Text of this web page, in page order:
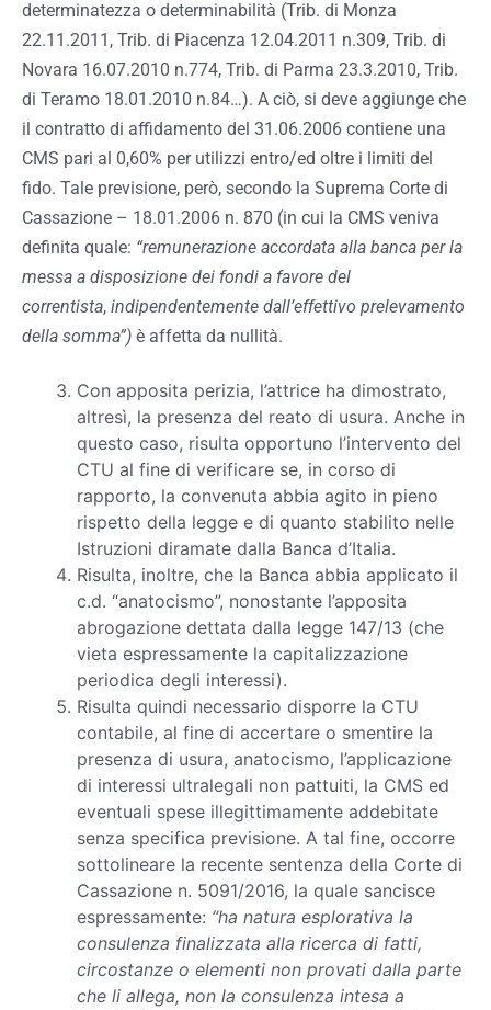
determinatezza o determinabilità (Trib. di Monza
22.11.2011, Trib. di Piacenza 12.04.2011 n.309, Trib. di
Novara 16.07.2010 n.774, Trib. di Parma 23.3.2010, Trib.
di Teramo 18.01.2010 n.84…). A ciò, si deve aggiunge che
il contratto di affidamento del 31.06.2006 contiene una
CMS pari al 0,60% per utilizzi entro/ed oltre i limiti del
fido. Tale previsione, però, secondo la Suprema Corte di
Cassazione – 18.01.2006 n. 870 (in cui la CMS veniva
definita quale: “remunerazione accordata alla banca per la
messa a disposizione dei fondi a favore del
correntista, indipendentemente dall’effettivo prelevamento
della somma”) è affetta da nullità.
Con apposita perizia, l’attrice ha dimostrato,
altresì, la presenza del reato di usura. Anche in
questo caso, risulta opportuno l’intervento del
CTU al fine di verificare se, in corso di
rapporto, la convenuta abbia agito in pieno
rispetto della legge e di quanto stabilito nelle
Istruzioni diramate dalla Banca d’Italia.
Risulta, inoltre, che la Banca abbia applicato il
c.d. “anatocismo”, nonostante l’apposita
abrogazione dettata dalla legge 147/13 (che
vieta espressamente la capitalizzazione
periodica degli interessi).
Risulta quindi necessario disporre la CTU
contabile, al fine di accertare o smentire la
presenza di usura, anatocismo, l’applicazione
di interessi ultralegali non pattuiti, la CMS ed
eventuali spese illegittimamente addebitate
senza specifica previsione. A tal fine, occorre
sottolineare la recente sentenza della Corte di
Cassazione n. 5091/2016, la quale sancisce
espressamente: “ha natura esplorativa la
consulenza finalizzata alla ricerca di fatti,
circostanze o elementi non provati dalla parte
che li allega, non la consulenza intesa a